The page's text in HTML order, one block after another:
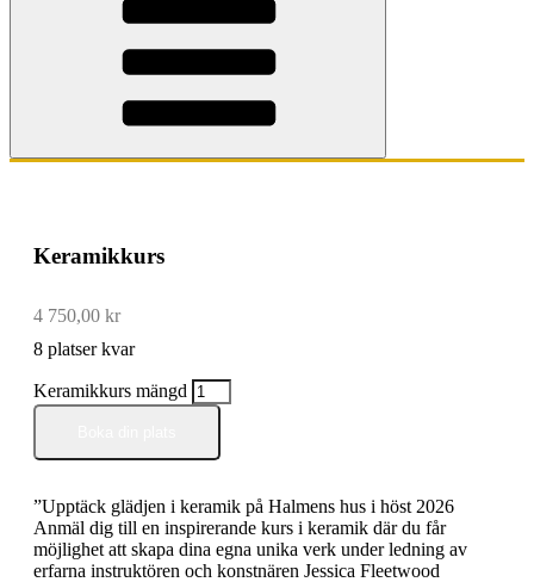
Keramikkurs
4 750,00 kr
8 platser kvar
Keramikkurs mängd
”Upptäck glädjen i keramik på Halmens hus i höst 2026
Anmäl dig till en inspirerande kurs i keramik där du får
möjlighet att skapa dina egna unika verk under ledning av
erfarna instruktören och konstnären Jessica Fleetwood